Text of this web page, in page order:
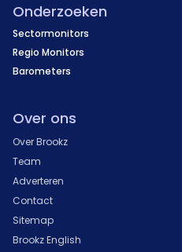
Onderzoeken
Sectormonitors
Regio Monitors
Barometers
Over ons
Over Brookz
Team
Adverteren
Contact
Sitemap
Brookz English